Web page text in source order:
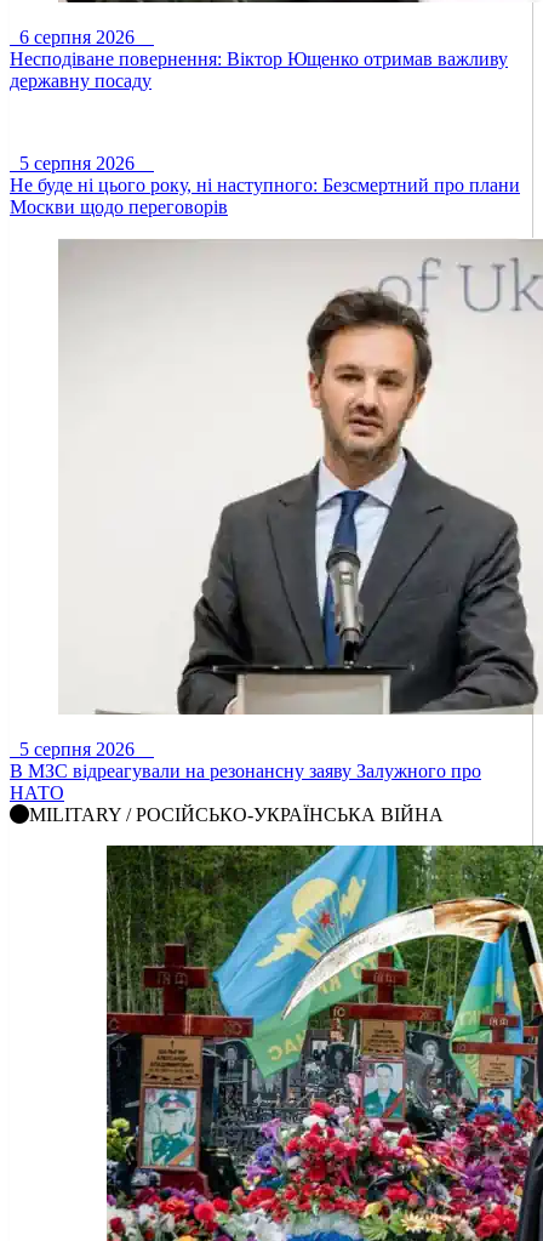
6 серпня 2026
Несподіване повернення: Віктор Ющенко отримав важливу
державну посаду
5 серпня 2026
Не буде ні цього року, ні наступного: Безсмертний про плани
Москви щодо переговорів
5 серпня 2026
В МЗС відреагували на резонансну заяву Залужного про
НАТО
MILITARY / РОСІЙСЬКО-УКРАЇНСЬКА ВІЙНА